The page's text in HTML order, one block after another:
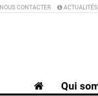
NOUS CONTACTER ACTUALITÉS
Qui